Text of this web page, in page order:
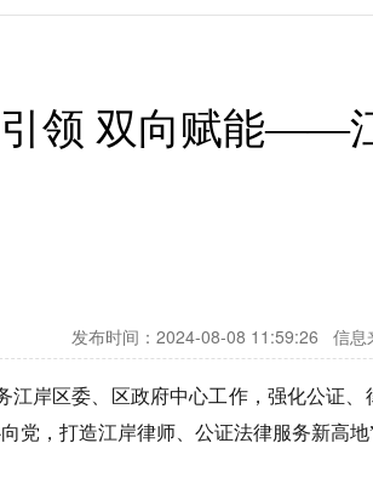
领 双向赋能——
发布时间：2024-08-08 11:59:26 信息
江岸区委、区政府中心工作，强化公证
党，打造江岸律师、公证法律服务新高